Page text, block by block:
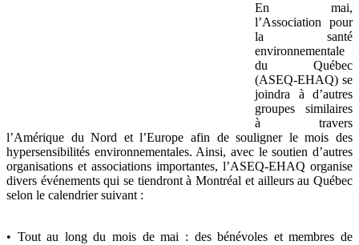
En mai,
l’Association pour
la santé
environnementale
du Québec
(ASEQ-EHAQ) se
joindra à d’autres
groupes similaires
à travers
l’Amérique du Nord et l’Europe afin de souligner le mois des
hypersensibilités environnementales. Ainsi, avec le soutien d’autres
organisations et associations importantes, l’ASEQ-EHAQ organise
divers événements qui se tiendront à Montréal et ailleurs au Québec
selon le calendrier suivant :
• Tout au long du mois de mai : des bénévoles et membres de